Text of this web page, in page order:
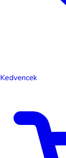
Kedvencek